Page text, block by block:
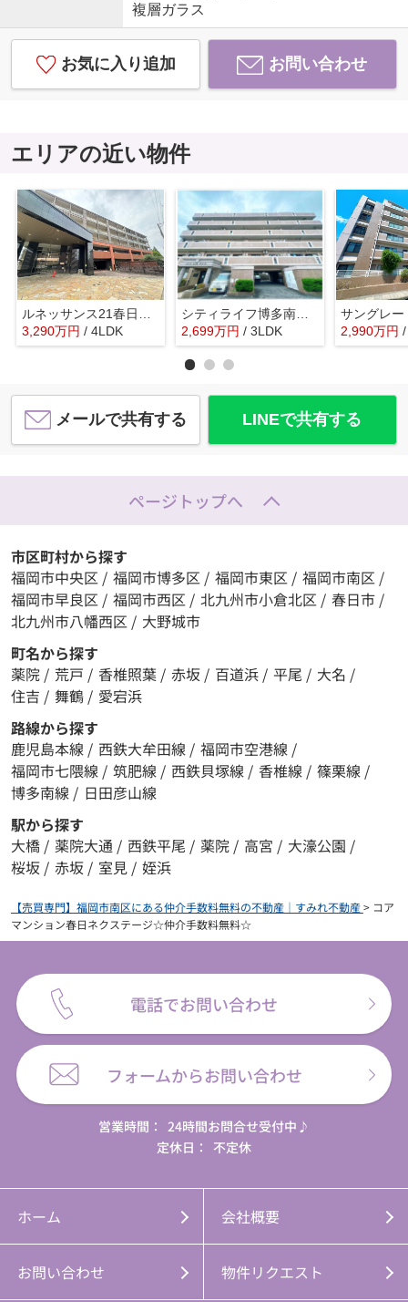
複層ガラス
お気に入り追加 お問い合わせ
エリアの近い物件
3,290万円 / 4LDK
シティライフ博多南☆仲介手数料無料☆
2,699万円 / 3LDK 2,990万円
メールで共有する LINEで共有する
ページトップへ
市区町村から探す
福岡市中央区 / 福岡市博多区 / 福岡市東区 / 福岡市南区 /
福岡市早良区 / 福岡市西区 / 北九州市小倉北区 / 春日市 /
北九州市八幡西区 / 大野城市
町名から探す
薬院 / 荒戸 / 香椎照葉 / 赤坂 / 百道浜 / 平尾 / 大名 /
住吉 / 舞鶴 / 愛宕浜
路線から探す
鹿児島本線 / 西鉄大牟田線 / 福岡市空港線 /
福岡市七隈線 / 筑肥線 / 西鉄貝塚線 / 香椎線 / 篠栗線 /
博多南線 / 日田彦山線
駅から探す
大橋 / 薬院大通 / 西鉄平尾 / 薬院 / 高宮 / 大濠公園 /
桜坂 / 赤坂 / 室見 / 姪浜
【売買専門】福岡市南区にある仲介手数料無料の不動産｜すみれ不動産> コア
マンション春日ネクステージ☆仲介手数料無料☆
電話でお問い合わせ
フォームからお問い合わせ
営業時間： 24時間お問合せ受付中♪
定休日：
不定休
ホーム 会社概要
お問い合わせ 物件リクエスト